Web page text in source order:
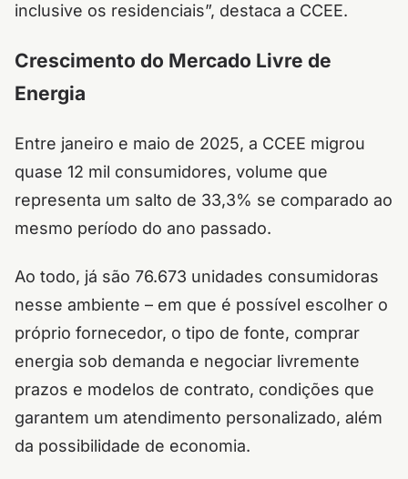
inclusive os residenciais”, destaca a CCEE.
Crescimento do Mercado Livre de
Energia
Entre janeiro e maio de 2025, a CCEE migrou
quase 12 mil consumidores, volume que
representa um salto de 33,3% se comparado ao
mesmo período do ano passado.
Ao todo, já são 76.673 unidades consumidoras
nesse ambiente – em que é possível escolher o
próprio fornecedor, o tipo de fonte, comprar
energia sob demanda e negociar livremente
prazos e modelos de contrato, condições que
garantem um atendimento personalizado, além
da possibilidade de economia.